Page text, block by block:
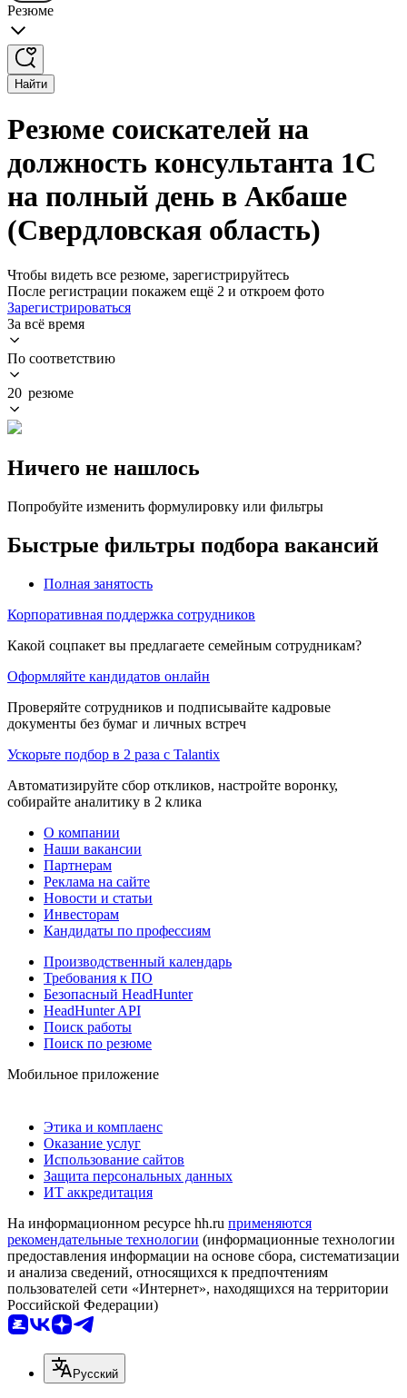
Резюме
Найти
Резюме соискателей на
должность консультанта 1С
на полный день в Акбаше
(Свердловская область)
Чтобы видеть все резюме, зарегистрируйтесь
После регистрации покажем ещё 2 и откроем фото
Зарегистрироваться
За всё время
По соответствию
20 резюме
Ничего не нашлось
Попробуйте изменить формулировку или фильтры
Быстрые фильтры подбора вакансий
Полная занятость
Корпоративная поддержка сотрудников
Какой соцпакет вы предлагаете семейным сотрудникам?
Оформляйте кандидатов онлайн
Проверяйте сотрудников и подписывайте кадровые
документы без бумаг и личных встреч
Ускорьте подбор в 2 раза с Talantix
Автоматизируйте сбор откликов, настройте воронку,
собирайте аналитику в 2 клика
О компании
Наши вакансии
Партнерам
Реклама на сайте
Новости и статьи
Инвесторам
Кандидаты по профессиям
Производственный календарь
Требования к ПО
Безопасный HeadHunter
HeadHunter API
Поиск работы
Поиск по резюме
Мобильное приложение
Этика и комплаенс
Оказание услуг
Использование сайтов
Защита персональных данных
ИТ аккредитация
На информационном ресурсе hh.ru применяются
рекомендательные технологии (информационные технологии
предоставления информации на основе сбора, систематизации
и анализа сведений, относящихся к предпочтениям
пользователей сети «Интернет», находящихся на территории
Российской Федерации)
Русский